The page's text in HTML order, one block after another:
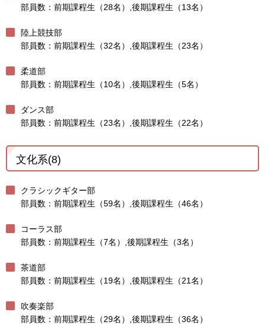
部員数：前期課程生（28名）,後期課程生（13名）
陸上競技部
部員数：前期課程生（32名）,後期課程生（23名）
柔道部
部員数：前期課程生（10名）,後期課程生（5名）
ダンス部
部員数：前期課程生（23名）,後期課程生（22名）
文化系(8)
クラシックギター部
部員数：前期課程生（59名）,後期課程生（46名）
コーラス部
部員数：前期課程生（7名）,後期課程生（3名）
茶道部
部員数：前期課程生（19名）,後期課程生（21名）
吹奏楽部
部員数：前期課程生（29名）,後期課程生（36名）